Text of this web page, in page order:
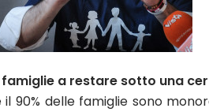
a restare sotto una
90% delle famiglie sono